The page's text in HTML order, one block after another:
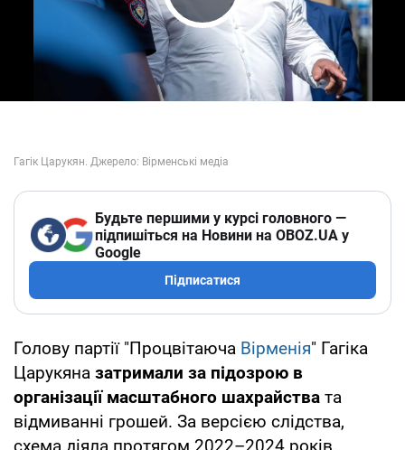
Play Video
Будьте першими у курсі головного —
підпишіться на Новини на OBOZ.UA у
Google
Підписатися
Голову партії "Процвітаюча Вірменія" Гагіка
Царукяна затримали за підозрою в
організації масштабного шахрайства та
відмиванні грошей. За версією слідства,
схема діяла протягом 2022–2024 років.